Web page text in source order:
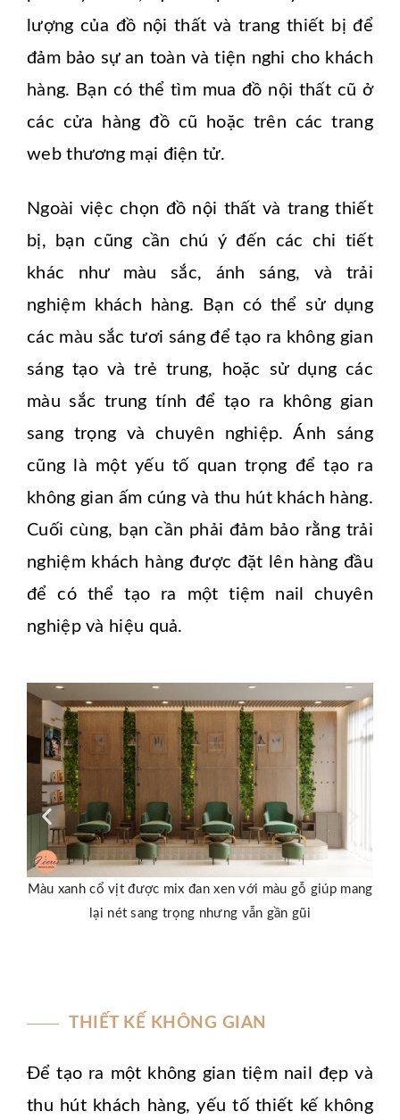
lượng của đồ nội thất và trang thiết bị để
đảm bảo sự an toàn và tiện nghi cho khách
hàng. Bạn có thể tìm mua đồ nội thất cũ ở
các cửa hàng đồ cũ hoặc trên các trang
web thương mại điện tử.
Ngoài việc chọn đồ nội thất và trang thiết
bị, bạn cũng cần chú ý đến các chi tiết
khác như màu sắc, ánh sáng, và trải
nghiệm khách hàng. Bạn có thể sử dụng
các màu sắc tươi sáng để tạo ra không gian
sáng tạo và trẻ trung, hoặc sử dụng các
màu sắc trung tính để tạo ra không gian
sang trọng và chuyên nghiệp. Ánh sáng
cũng là một yếu tố quan trọng để tạo ra
không gian ấm cúng và thu hút khách hàng.
Cuối cùng, bạn cần phải đảm bảo rằng trải
nghiệm khách hàng được đặt lên hàng đầu
để có thể tạo ra một tiệm nail chuyên
nghiệp và hiệu quả.
Màu xanh cổ vịt được mix đan xen với màu gỗ giúp mang
lại nét sang trọng nhưng vẫn gần gũi
THIẾT KẾ KHÔNG GIAN
Để tạo ra một không gian tiệm nail đẹp và
thu hút khách hàng, yếu tố thiết kế không